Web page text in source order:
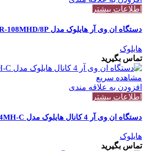
اطلاعات بیشتر
دستگاه ان وی آر هایلوک مدل HiLook NVR-108MHD/8P
هایلوک
تماس بگیرید
مشاهده سریع
افزودن به علاقه مندی
اطلاعات بیشتر
دستگاه ان وی آر 4 کانال هایلوک مدل HiLook NVR-104MH-C
هایلوک
تماس بگیرید